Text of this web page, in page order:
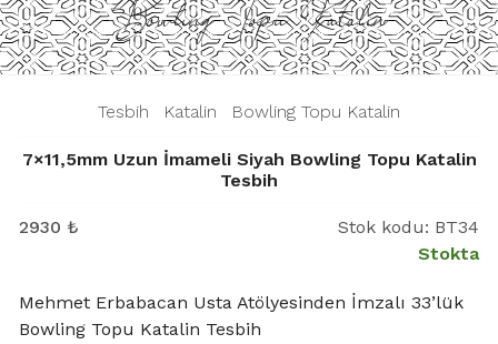
Tesbih Katalin Bowling Topu Katalin
7×11,5mm Uzun İmameli Siyah Bowling Topu Katalin
Tesbih
2930 ₺ Stok kodu: BT34
Stokta
Mehmet Erbabacan Usta Atölyesinden İmzalı 33’lük
Bowling Topu Katalin Tesbih